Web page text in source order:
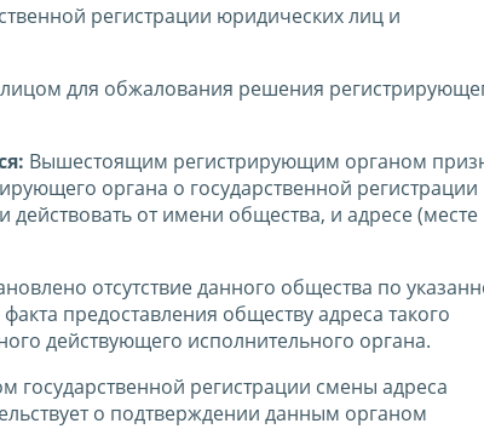
регистрации юридических лиц и
для обжалования решения
Вышестоящим регистрирующим органом
органа о государственной регистрации
от имени общества, и адресе (месте
отсутствие данного общества по
предоставления обществу адреса такого
действующего исполнительного органа.
регистрации смены адреса
о подтверждении данным органом